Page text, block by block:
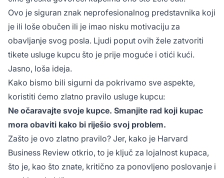
Ovo je siguran znak neprofesionalnog predstavnika koji
je ili loše obučen ili je imao nisku motivaciju za
obavljanje svog posla. Ljudi poput ovih žele zatvoriti
tiketе usluge kupcu što je prije moguće i otići kući.
Jasno, loša ideja.
Kako bismo bili sigurni da pokrivamo sve aspekte,
koristiti ćemo zlatno pravilo usluge kupcu:
Ne očaravajte svoje kupce. Smanjite rad koji kupac
mora obaviti kako bi riješio svoj problem.
Zašto je ovo zlatno pravilo? Jer, kako je Harvard
Business Review otkrio, to je ključ za lojalnost kupaca,
što je, kao što znate, kritično za ponovljeno poslovanje i